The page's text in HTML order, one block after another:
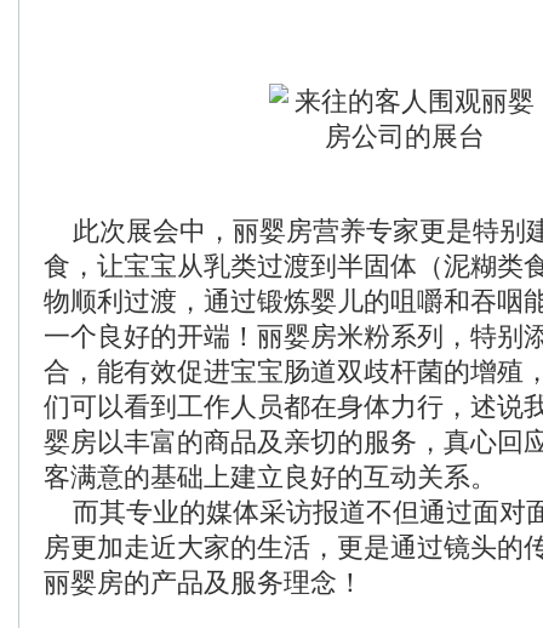
此次展会中，丽婴房营养专家更是特别
食，让宝宝从乳类过渡到半固体（泥糊类
物顺利过渡，通过锻炼婴儿的咀嚼和吞咽
一个良好的开端！丽婴房米粉系列，特别
合，能有效促进宝宝肠道双歧杆菌的增殖
们可以看到工作人员都在身体力行，述说
婴房以丰富的商品及亲切的服务，真心回
客满意的基础上建立良好的互动关系。
而其专业的媒体采访报道不但通过面对
房更加走近大家的生活，更是通过镜头的
丽婴房的产品及服务理念！